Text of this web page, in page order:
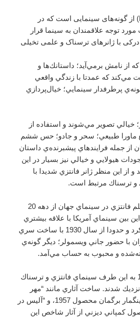
ژانر فانتزی (Fantasy) از گونه‌های سینمایی است که در
توجه علاقمندان به سینما قرار
درکی با ژانرهای ترسناک و علمی تخیلی
كه از نامش برمي‌آيد؛ داستانك‌ها و
مي‌كند كه عمدتا با زندگي واقعي
پرطرفدار سينمايي؛ خيال‌پردازي
خيالي تصوير مي‌شوند و استفاده از
ماورا طبيعي؛ سحر و جادو؛ حس ششم
از جمله فرايندهاي پيشبرنده‌ي داستان
هيولايي و خيالي نيز بسيار در اين
از اين منظر ژانر فانتزي شديدا با
و ترسناك مرتبط است.
زمينه ظهور و بروز فيلم فانتزي در سينماي جهان از دهه 20
سينماي آمريكا با علاقه بيشتري
‍ژانر فانتزي را دنبال كرد و حدودا از سال 1930 با ساخت سري
با حضور جاني ويسمولر؛ ديگر گونه‌ي
و محبوب به حساب مي‌آمد.
از حدود سالهاي 1950 به اين طرف سينماي فانتزي و ترسناك
شدند. ساخت آثاري مانند “مهر
هفتم” به كارگرداني اينگمار برگمان محصول 1957، و “آليس در
كمپاني ديزني از آثار شاخص اين